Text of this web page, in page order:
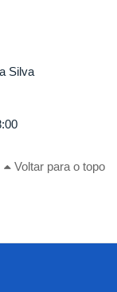
Silva
Voltar para o topo